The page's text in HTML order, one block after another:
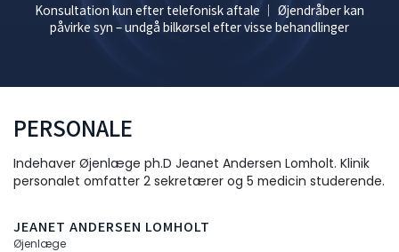
Konsultation kun efter telefonisk aftale │ Øjendråber kan
påvirke syn – undgå bilkørsel efter visse behandlinger
PERSONALE
Indehaver Øjenlæge ph.D Jeanet Andersen Lomholt. Klinik
personalet omfatter 2 sekretærer og 5 medicin studerende.
JEANET ANDERSEN LOMHOLT
Øjenlæge